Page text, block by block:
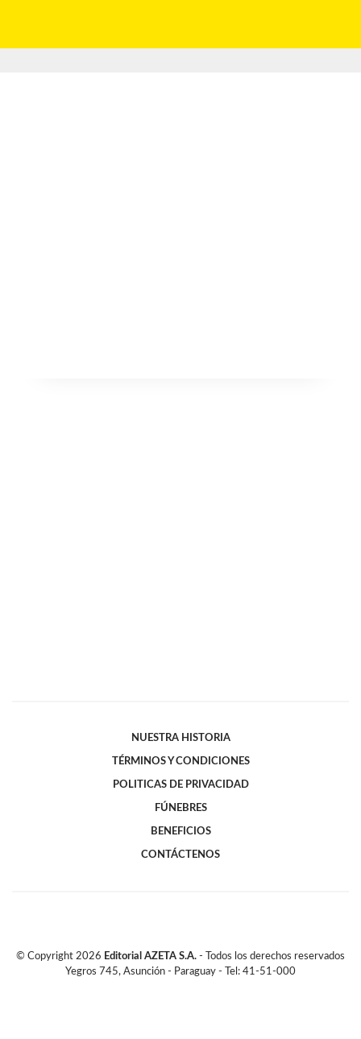
NUESTRA HISTORIA
TÉRMINOS Y CONDICIONES
POLITICAS DE PRIVACIDAD
FÚNEBRES
BENEFICIOS
CONTÁCTENOS
© Copyright 2026 Editorial AZETA S.A. - Todos los derechos reservados
Yegros 745, Asunción - Paraguay - Tel: 41-51-000